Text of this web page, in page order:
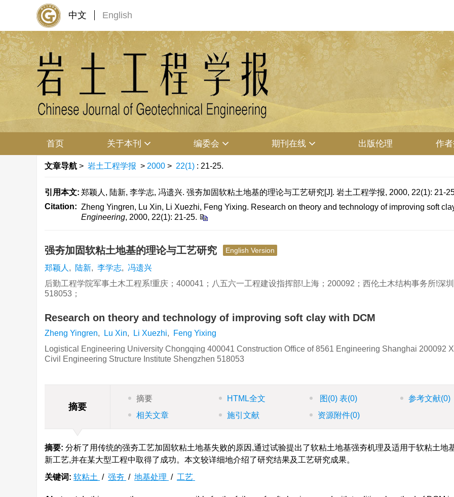
中文 English
首页 关于本刊 编委会 期刊在线 出版伦理 作
文章导航 > 岩土工程学报 > 2000 > 22(1) : 21-25.
引用本文: 郑颖人, 陆新, 李学志, 冯遗兴. 强夯加固软粘土地基的理论与工艺研究[J]. 岩土工程学报, 2000, 22(1): 21-
Citation: Zheng Yingren, Lu Xin, Li Xuezhi, Feng Yixing. Research on theory and technology of improving soft
Engineering, 2000, 22(1): 21-25.
强夯加固软粘土地基的理论与工艺研究 English Version
郑颖人 , 陆新, 李学志, 冯遗兴
后勤工程学院军事土木工程系!重庆；400041；八五六一工程建设指挥部!上海；200092；西伦土木结构事务所!深
518053；
Research on theory and technology of improving soft clay with DCM
Zheng Yingren, Lu Xin, Li Xuezhi,
Feng Yixing
Logistical Engineering University Chongqing 400041 Construction Office of 8561 Engineering Shanghai 200092
Civil Engineering Structure Institute Shengzhen 518053
摘要
摘要 HTML全文 图 (0) 表(0) 参考文献(0)
相关文章
施引文献 资源附件(0)
摘要: 分析了用传统的强夯工艺加固软粘土地基失败的原因,通过试验提出了软粘土地基强夯机理及适用于软粘土地
新工艺,并在某大型工程中取得了成功。本文较详细地介绍了研究结果及工艺研究成果。
关键词: 软粘土 / 强夯 / 地基处理 / 工艺